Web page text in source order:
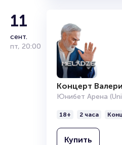
читайте в разделах:
Продать билет
Брокерам
Организаторам
11
сент.
пт, 20:00
Концерт
Юнибет Арена
18+ 2 часа
Купить